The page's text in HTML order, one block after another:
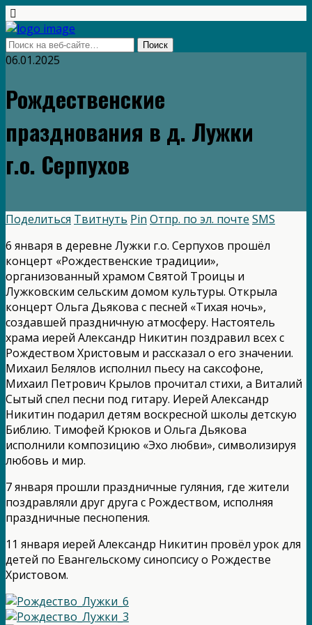
06.01.2025
Рождественские
празднования в д. Лужки
г.о. Серпухов
Поделиться Твитнуть Pin Отпр. по эл. почте SMS
6 января в деревне Лужки г.о. Серпухов прошёл
концерт «Рождественские традиции»,
организованный храмом Святой Троицы и
Лужковским сельским домом культуры. Открыла
концерт Ольга Дьякова с песней «Тихая ночь»,
создавшей праздничную атмосферу. Настоятель
храма иерей Александр Никитин поздравил всех с
Рождеством Христовым и рассказал о его значении.
Михаил Белялов исполнил пьесу на саксофоне,
Михаил Петрович Крылов прочитал стихи, а Виталий
Сытый спел песни под гитару. Иерей Александр
Никитин подарил детям воскресной школы детскую
Библию. Тимофей Крюков и Ольга Дьякова
исполнили композицию «Эхо любви», символизируя
любовь и мир.
7 января прошли праздничные гуляния, где жители
поздравляли друг друга с Рождеством, исполняя
праздничные песнопения.
11 января иерей Александр Никитин провёл урок для
детей по Евангельскому синопсису о Рождестве
Христовом.